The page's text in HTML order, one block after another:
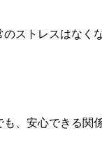
ストレスはなく
、安心できる関